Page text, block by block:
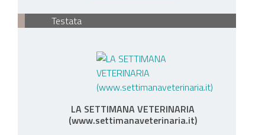
Testata
LA SETTIMANA VETERINARIA
(www.settimanaveterinaria.it)